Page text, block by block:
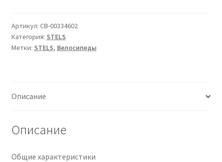
340
28
V•28•16•2025•морская
Артикул: CB-00334602
Категория: STELS
Метки: STELS, Велосипеды
Описание
Описание
Общие характеристики